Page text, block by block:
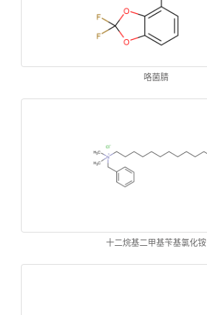
咯菌腈
十二烷基二甲基苄基氯化铵